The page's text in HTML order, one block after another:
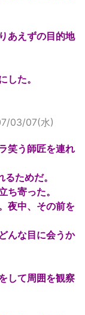
あえずの目的地
した。
03/07(水)
笑う師匠を連れ
ためだ。
ち寄った。
夜中、その前を
んな目に会うか
して周囲を観察